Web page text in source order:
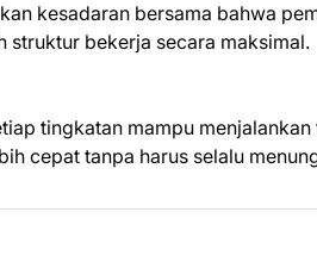
kesadaran bersama bahwa
struktur bekerja secara maksimal.
tingkatan mampu
cepat tanpa harus selalu